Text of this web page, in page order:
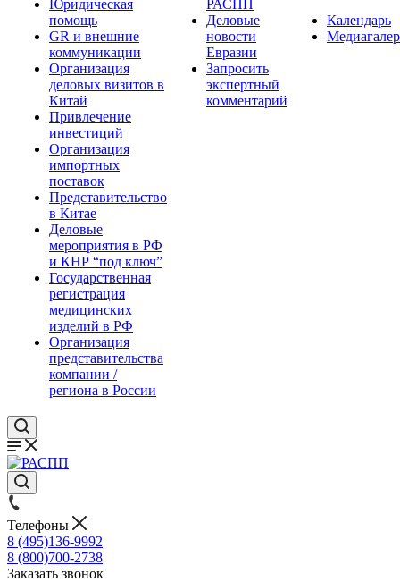
Юридическая
помощь
GR и внешние
коммуникации
Организация
деловых визитов в
Китай
Привлечение
инвестиций
Организация
импортных
поставок
Представительство
в Китае
Деловые
мероприятия в РФ
и КНР “под ключ”
Государственная
регистрация
медицинских
изделий в РФ
Организация
представительства
компании /
региона в России
РАСПП
Деловые
новости
Евразии
Запросить
экспертный
комментарий
Календарь
Телефоны
8 (495)136-9992
8 (800)700-2738
Заказать звонок